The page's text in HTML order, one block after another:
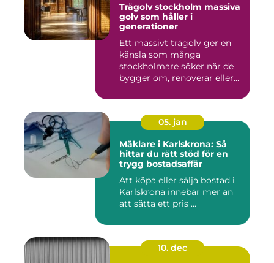
Trägolv stockholm massiva
golv som håller i
generationer
Ett massivt trägolv ger en
känsla som många
stockholmare söker när de
bygger om, renoverar eller
05. jan
Mäklare i Karlskrona: Så
hittar du rätt stöd för en
trygg bostadsaffär
Att köpa eller sälja bostad i
Karlskrona innebär mer än
att sätta ett pris ...
10. dec